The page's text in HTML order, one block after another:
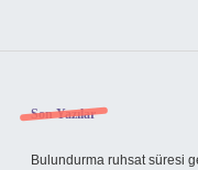
Sidebar
Son Yazılar
Bulundurma ruhsat süresi